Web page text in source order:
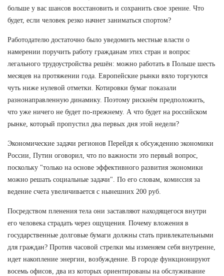
больше у вас шансов восстановить и сохранить свое зрение. Что
будет, если человек резко начнет заниматься спортом?
Работодателю достаточно было уведомить местные власти о
намерении поручить работу гражданам этих стран и вопрос
легального трудоустройства решён: можно работать в Польше шесть
месяцев на протяжении года. Европейские рынки вяло торгуются
чуть ниже нулевой отметки. Котировки бумаг показали
разнонаправленную динамику. Поэтому рискнём предположить,
что уже ничего не будет по-прежнему. А что будет на российском
рынке, который пропустил два первых дня этой недели?
Экономические задачи регионов Перейдя к обсуждению экономики
России, Путин оговорил, что по важности это первый вопрос,
поскольку "только на основе эффективного развития экономики
можно решать социальные задачи". По его словам, комиссия за
ведение счета увеличивается с нынешних 200 руб.
Посредством пленения тела они заставляют находящегося внутри
его человека страдать через ощущения. Почему вложения в
государственные долговые бумаги должны стать привлекательными
для граждан? Против часовой стрелки мы изменяем себя внутренне,
идет накопление энергии, возбуждение. В городе функционируют
восемь офисов, два из которых ориентированы на обслуживание